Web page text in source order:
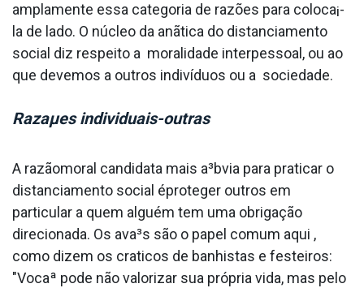
amplamente essa categoria de razões para coloca¡-
la de lado. O núcleo da anãtica do distanciamento
social diz respeito a moralidade interpessoal, ou ao
que devemos a outros indivíduos ou a sociedade.
Razaµes individuais-outras
A razãomoral candidata mais a³bvia para praticar o
distanciamento social éproteger outros em
particular a quem alguém tem uma obrigação
direcionada. Os ava³s são o papel comum aqui ,
como dizem os cra­ticos de banhistas e festeiros:
"Vocaª pode não valorizar sua própria vida, mas pelo